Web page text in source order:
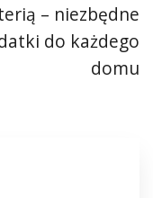
– niezbędne
do każdego
domu